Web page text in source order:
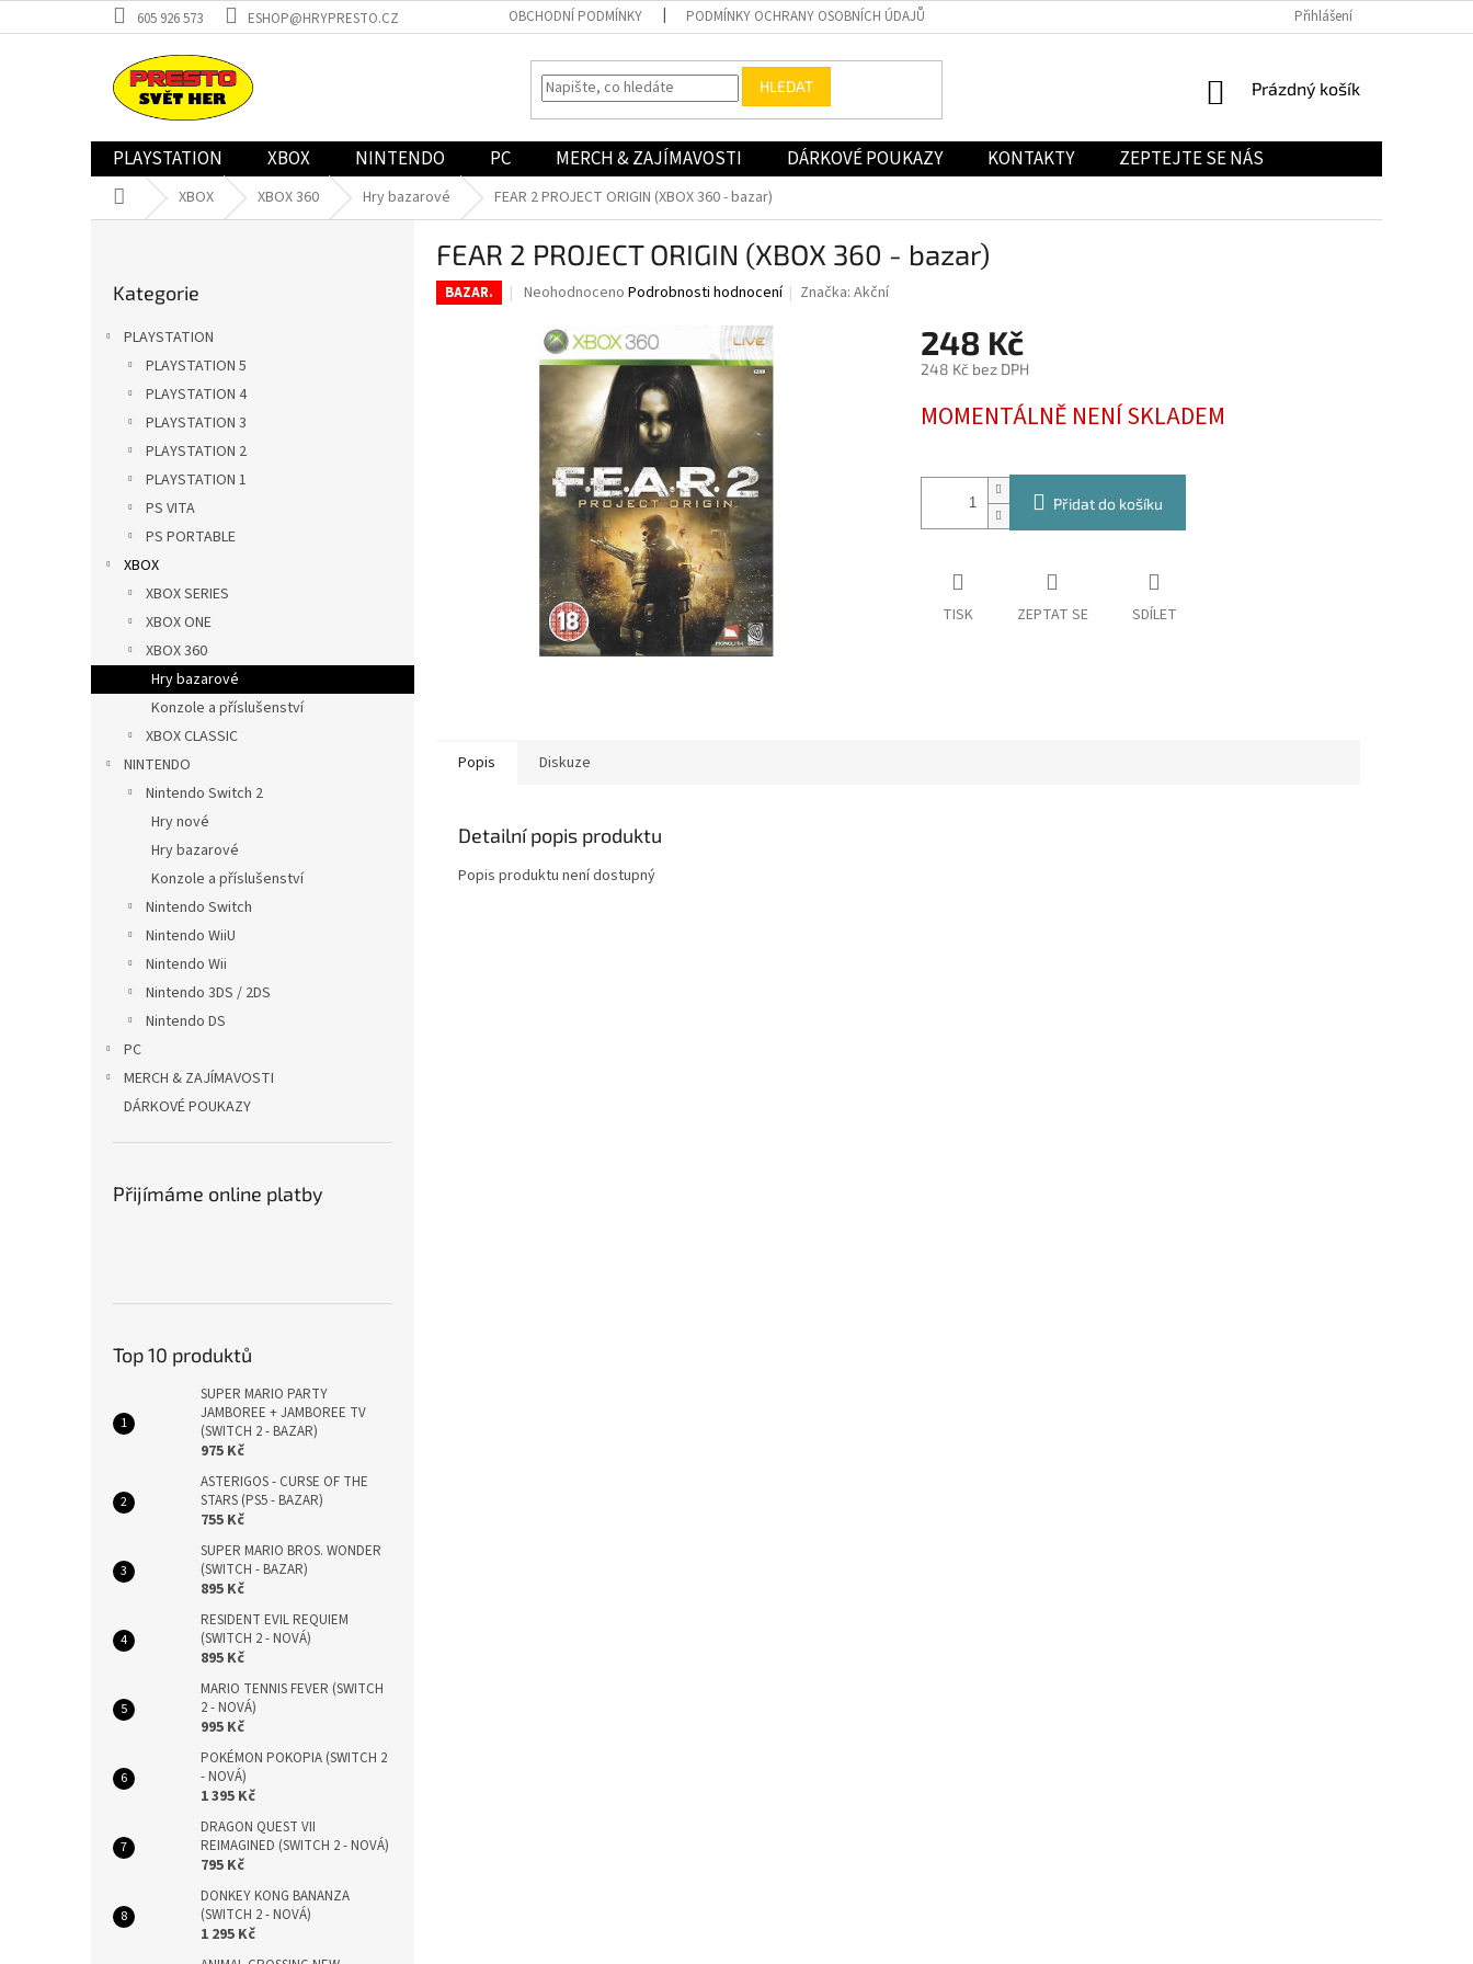
na
605 926 573 ESHOP@HRYPRESTO.CZ OBCHODNÍ PODMÍNKY PODMÍNKY OCHRANY OSOBNÍCH ÚDAJŮ Přihlášení
HLEDAT
NÁKUPNÍ
Prázdný košík
PLAYSTATION XBOX NINTENDO PC MERCH & ZAJÍMAVOSTI DÁRKOVÉ POUKAZY KONTAKTY ZEPTEJTE SE NÁS
Domů XBOX XBOX 360 Hry bazarové FEAR 2 PROJECT ORIGIN (XBOX 360 - bazar)
kategorie
Kategorie
PLAYSTATION
PLAYSTATION 5
PLAYSTATION 4
PLAYSTATION 3
PLAYSTATION 2
PLAYSTATION 1
PS VITA
PS PORTABLE
XBOX
XBOX SERIES
XBOX ONE
XBOX 360
Hry bazarové
Konzole a příslušenství
XBOX CLASSIC
NINTENDO
Nintendo Switch 2
Hry nové
Hry bazarové
Konzole a příslušenství
Nintendo Switch
Nintendo WiiU
Nintendo Wii
Nintendo 3DS / 2DS
Nintendo DS
PC
MERCH & ZAJÍMAVOSTI
DÁRKOVÉ POUKAZY
Přijímáme online platby
Top 10 produktů
SUPER MARIO PARTY
JAMBOREE + JAMBOREE TV
(SWITCH 2 - BAZAR)
975 Kč
ASTERIGOS - CURSE OF THE
STARS (PS5 - BAZAR)
755 Kč
SUPER MARIO BROS. WONDER
(SWITCH - BAZAR)
895 Kč
RESIDENT EVIL REQUIEM
(SWITCH 2 - NOVÁ)
895 Kč
MARIO TENNIS FEVER (SWITCH
2 - NOVÁ)
995 Kč
POKÉMON POKOPIA (SWITCH 2
- NOVÁ)
1 395 Kč
DRAGON QUEST VII
REIMAGINED (SWITCH 2 - NOVÁ)
795 Kč
DONKEY KONG BANANZA
(SWITCH 2 - NOVÁ)
1 295 Kč
FEAR 2 PROJECT ORIGIN (XBOX 360 - bazar)
BAZAR.
Průměrné
produktu
hvězdiček.
Neohodnoceno Podrobnosti hodnocení Značka:Akční
248 Kč
248 Kč bez DPH
cena:
MOMENTÁLNĚ NENÍ SKLADEM
Přidat do košíku
TISK ZEPTAT SE SDÍLET
Popis Diskuze
Detailní popis produktu
Popis produktu není dostupný